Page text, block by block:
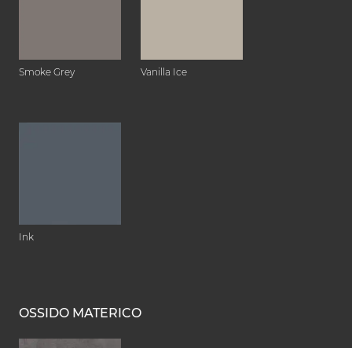
Smoke Grey Vanilla Ice
Ink
OSSIDO MATERICO